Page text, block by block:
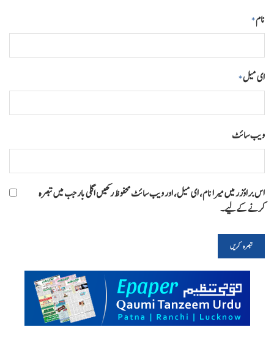
نام*
ای میل*
ویب‌ سائٹ
اس براؤزر میں میرا نام، ای میل، اور ویب سائٹ محفوظ رکھیں اگلی بار جب میں تبصرہ
کرنے کےلیے۔